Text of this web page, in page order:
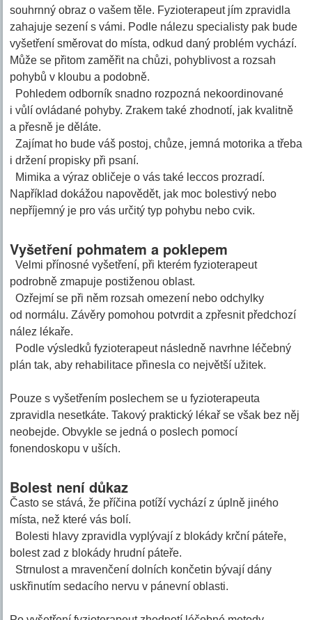
souhrnný obraz o vašem těle. Fyzioterapeut jím zpravidla
zahajuje sezení s vámi. Podle nálezu specialisty pak bude
vyšetření směrovat do místa, odkud daný problém vychází.
Může se přitom zaměřit na chůzi, pohyblivost a rozsah
pohybů v kloubu a podobně.
Pohledem odborník snadno rozpozná nekoordinované
i vůlí ovládané pohyby. Zrakem také zhodnotí, jak kvalitně
a přesně je děláte.
Zajímat ho bude váš postoj, chůze, jemná motorika a třeba
i držení propisky při psaní.
Mimika a výraz obličeje o vás také leccos prozradí.
Například dokážou napovědět, jak moc bolestivý nebo
nepříjemný je pro vás určitý typ pohybu nebo cvik.
Vyšetření pohmatem a poklepem
Velmi přínosné vyšetření, při kterém fyzioterapeut
podrobně zmapuje postiženou oblast.
Ozřejmí se při něm rozsah omezení nebo odchylky
od normálu. Závěry pomohou potvrdit a zpřesnit předchozí
nález lékaře.
Podle výsledků fyzioterapeut následně navrhne léčebný
plán tak, aby rehabilitace přinesla co největší užitek.
Pouze s vyšetřením poslechem se u fyzioterapeuta
zpravidla nesetkáte. Takový praktický lékař se však bez něj
neobejde. Obvykle se jedná o poslech pomocí
fonendoskopu v uších.
Bolest není důkaz
Často se stává, že příčina potíží vychází z úplně jiného
místa, než které vás bolí.
Bolesti hlavy zpravidla vyplývají z blokády krční páteře,
bolest zad z blokády hrudní páteře.
Strnulost a mravenčení dolních končetin bývají dány
uskřinutím sedacího nervu v pánevní oblasti.